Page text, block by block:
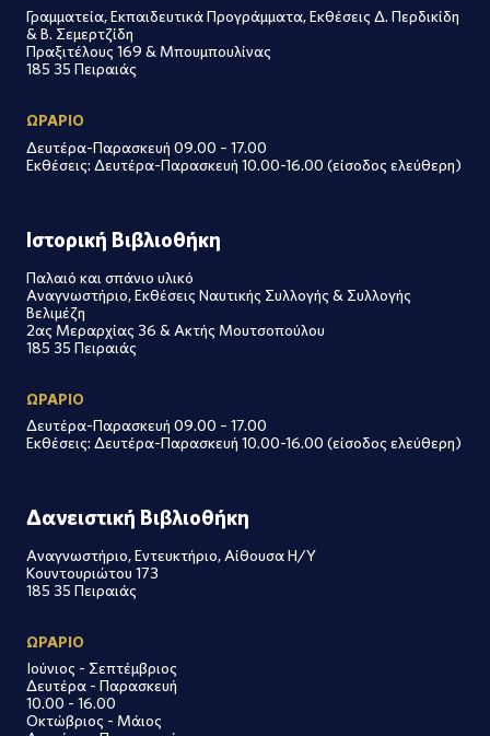
Γραμματεία, Εκπαιδευτικά Προγράμματα, Εκθέσεις Δ. Περδικίδη
& Β. Σεμερτζίδη
Πραξιτέλους 169 & Μπουμπουλίνας
185 35 Πειραιάς
ΩΡΑΡΙΟ
Δευτέρα-Παρασκευή 09.00 – 17.00
Εκθέσεις: Δευτέρα-Παρασκευή 10.00-16.00 (είσοδος ελεύθερη)
Ιστορική Βιβλιοθήκη
Παλαιό και σπάνιο υλικό
Αναγνωστήριο, Εκθέσεις Ναυτικής Συλλογής & Συλλογής
Βελιμέζη
2ας Μεραρχίας 36 & Ακτής Μουτσοπούλου
185 35 Πειραιάς
ΩΡΑΡΙΟ
Δευτέρα-Παρασκευή 09.00 – 17.00
Εκθέσεις: Δευτέρα-Παρασκευή 10.00-16.00 (είσοδος ελεύθερη)
Δανειστική Βιβλιοθήκη
Αναγνωστήριο, Εντευκτήριο, Αίθουσα Η/Υ
Κουντουριώτου 173
185 35 Πειραιάς
ΩΡΑΡΙΟ
Ιούνιος - Σεπτέμβριος
Δευτέρα - Παρασκευή
10.00 - 16.00
Οκτώβριος - Μάιος